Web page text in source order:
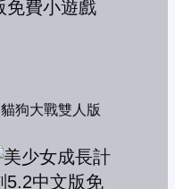
貓狗大戰雙人版